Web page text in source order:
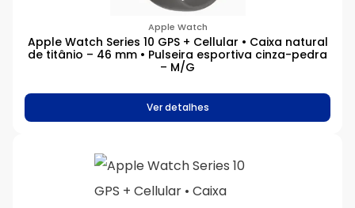
Apple Watch
Apple Watch Series 10 GPS + Cellular • Caixa natural
de titânio – 46 mm • Pulseira esportiva cinza-pedra
– M/G
Ver detalhes